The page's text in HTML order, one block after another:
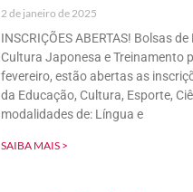
2 de janeiro de 2025
INSCRIÇÕES ABERTAS! Bolsas
Cultura Japonesa e Treinamento
fevereiro, estão abertas as
da Educação, Cultura, Esporte,
modalidades de: Língua e
SAIBA MAIS >